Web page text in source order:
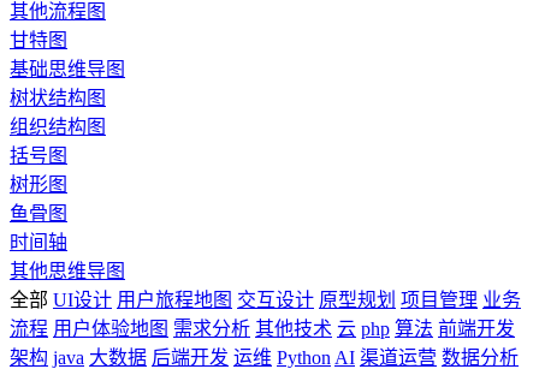
其他流程图
甘特图
基础思维导图
树状结构图
组织结构图
括号图
树形图
鱼骨图
时间轴
其他思维导图
全部 UI设计 用户旅程地图 交互设计 原型规划 项目管理 业务
流程 用户体验地图 需求分析 其他技术 云 php 算法 前端开发
架构 java 大数据 后端开发 运维 Python AI 渠道运营 数据分析